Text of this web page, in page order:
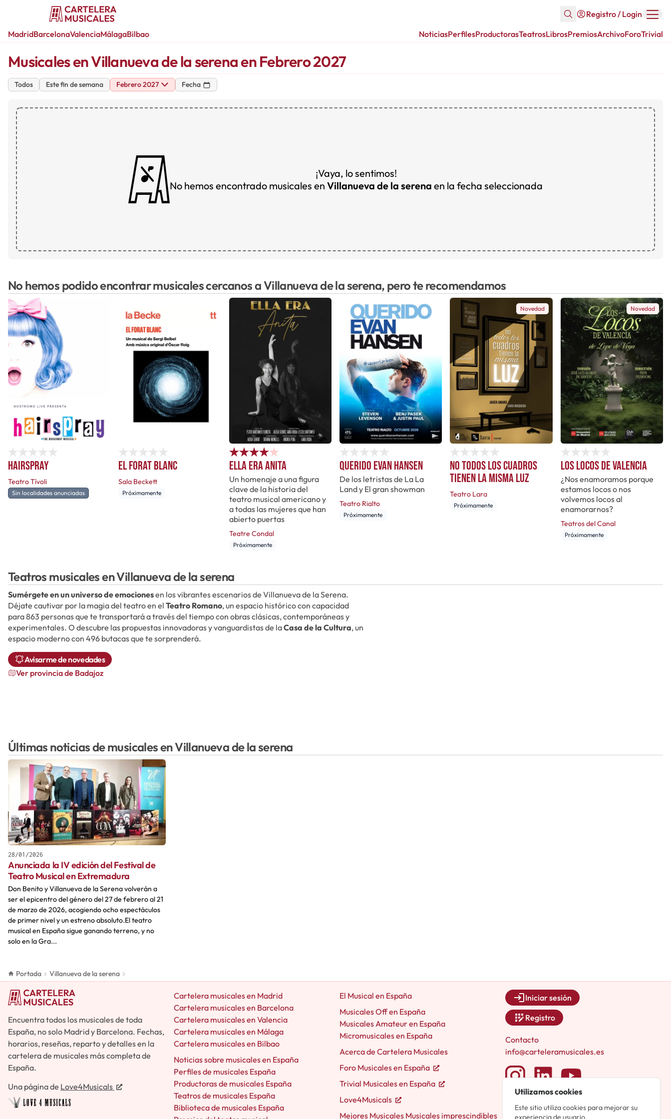
Registro / Login
MadridBarcelonaValenciaMálagaBilbao NoticiasPerfilesProductorasTeatrosLibrosPremiosArchivoForoTrivial
Musicales en Villanueva de la serena en Febrero 2027
Todos Este fin de semana Febrero 2027 Fecha
¡Vaya, lo sentimos!
No hemos encontrado musicales enVillanueva de la serena en la fecha seleccionada
No hemos podido encontrar musicales cercanos a Villanueva de la serena, pero te recomendamos
Hairspray
Teatro Tívoli
Sin localidades anunciadas
El forat blanc
Sala Beckett
Próximamente
Ella era Anita
Un homenaje a una figura
clave de la historia del
teatro musical americano y
a todas las mujeres que han
abierto puertas
Teatre Condal
Próximamente
Querido Evan Hansen
De los letristas de La La
Land y El gran showman
Teatro Rialto
Próximamente
Novedad
No todos los cuadros
tienen la misma luz
Teatro Lara
Próximamente
Novedad
Los locos de Valencia
¿Nos enamoramos porque
estamos locos o nos
volvemos locos al
enamorarnos?
Teatros del Canal
Próximamente
Teatros musicales en Villanueva de la serena
Sumérgete en un universo de emocionesen los vibrantes escenarios de Villanueva de la Serena.
Déjate cautivar por la magia del teatro en el Teatro Romano, un espacio histórico con capacidad
para 863 personas que te transportará a través del tiempo con obras clásicas, contemporáneas y
experimentales. O descubre las propuestas innovadoras y vanguardistas de laCasa de la Cultura, un
espacio moderno con 496 butacas que te sorprenderá.
Avisarme de novedades
Ver provincia de Badajoz
Últimas noticias de musicales en Villanueva de la serena
28/01/2026
Anunciada la IV edición del Festival de
Teatro Musical en Extremadura
Don Benito y Villanueva de la Serena volverán a
ser el epicentro del género del 27 de febrero al 21
de marzo de 2026, acogiendo ocho espectáculos
de primer nivel y un estreno absoluto.​El teatro
musical en España sigue ganando terreno, y no
solo en la Gra...
Portada Villanueva de la serena
Encuentra todos los musicales de toda
España, no solo Madrid y Barcelona. Fechas,
horarios, reseñas, reparto y detalles en la
cartelera de musicales más completa de
España.
Una página de Love4Musicals
Cartelera musicales en Madrid
Cartelera musicales en Barcelona
Cartelera musicales en Valencia
Cartelera musicales en Málaga
Cartelera musicales en Bilbao
Noticias sobre musicales en España
Perfiles de musicales España
Productoras de musicales España
Teatros de musicales España
Biblioteca de musicales España
El Musical en España
Musicales Off en España
Musicales Amateur en España
Micromusicales en España
Acerca de Cartelera Musicales
Foro Musicales en España
Trivial Musicales en España
Love4Musicals
Mejores Musicales Musicales imprescindibles
Iniciar sesión
Registro
Contacto
info@carteleramusicales.es
Utilizamos cookies
Este sitio utiliza cookies para mejorar su
experiencia de usuario.